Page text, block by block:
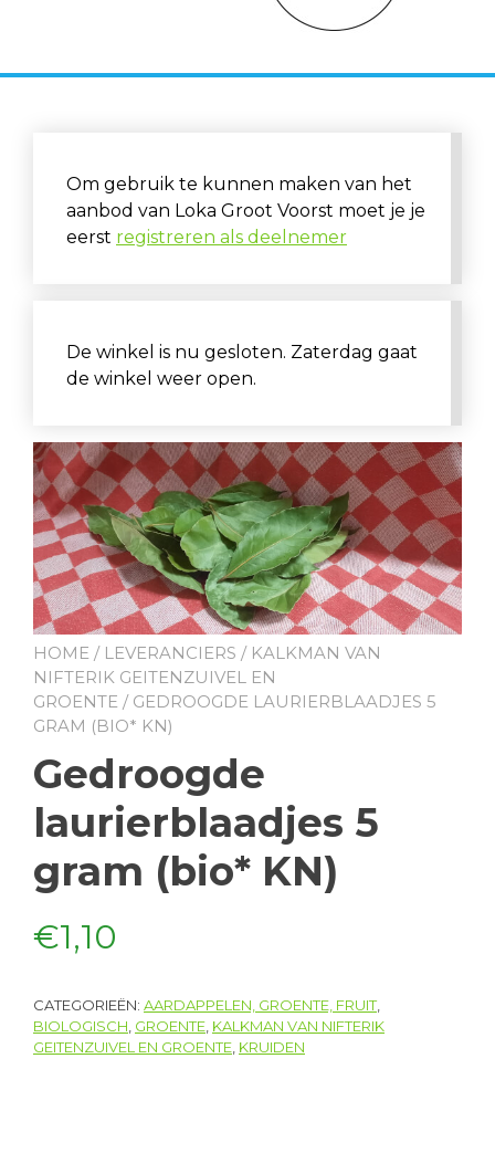
Om gebruik te kunnen maken van het
aanbod van Loka Groot Voorst moet je je
eerst registreren als deelnemer
De winkel is nu gesloten. Zaterdag gaat
de winkel weer open.
HOME / LEVERANCIERS / KALKMAN VAN
NIFTERIK GEITENZUIVEL EN
GROENTE / GEDROOGDE LAURIERBLAADJES 5
GRAM (BIO* KN)
Gedroogde
laurierblaadjes 5
gram (bio* KN)
€1,10
CATEGORIEËN: AARDAPPELEN, GROENTE, FRUIT,
BIOLOGISCH GROENTE KALKMAN VAN NIFTERIK
GEITENZUIVEL EN GROENTE KRUIDEN